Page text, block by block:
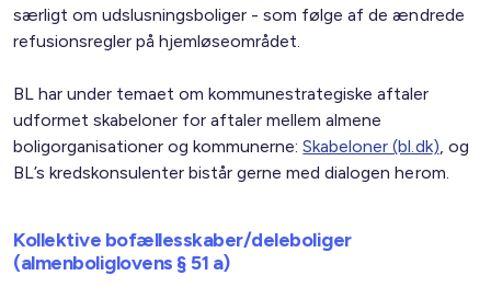
særligt om udslusningsboliger - som følge af de ændrede
refusionsregler på hjemløseområdet.
BL har under temaet om kommunestrategiske aftaler
udformet skabeloner for aftaler mellem almene
boligorganisationer og kommunerne:Skabeloner (bl.dk), og
BL’s kredskonsulenter bistår gerne med dialogen herom.
Kollektive bofællesskaber/deleboliger
(almenboliglovens § 51 a)